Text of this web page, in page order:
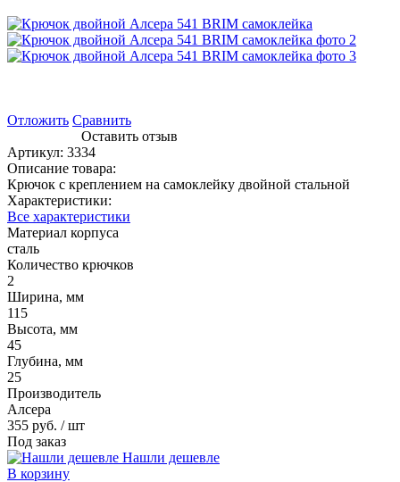
Отложить Сравнить
Оставить отзыв
Артикул: 3334
Описание товара:
Крючок с креплением на самоклейку двойной стальной
Характеристики:
Все характеристики
Материал корпуса
сталь
Количество крючков
2
Ширина, мм
115
Высота, мм
45
Глубина, мм
25
Производитель
Алсера
355 руб. / шт
Под заказ
Нашли дешевле
В корзину